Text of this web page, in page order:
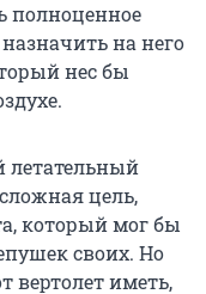
полноценное
на него
нес бы
летательный
цель,
который мог бы
своих. Но
вертолет иметь,